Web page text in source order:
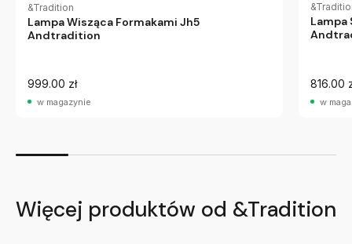
&Tradition
Lampa Wisząca Formakami Jh5
Andtradition
999.00 zł
w magazynie
Lampa
816.00
w
Więcej produktów od &Tradition